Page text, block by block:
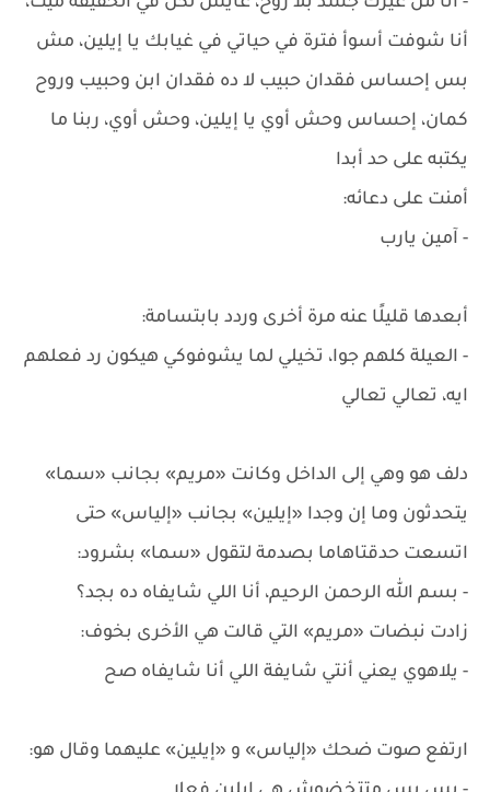
أنا شوفت أسوأ فترة في حياتي في غيابك يا إيلين، مش
بس إحساس فقدان حبيب لا ده فقدان ابن وحبيب وروح
كمان، إحساس وحش أوي يا إيلين، وحش أوي، ربنا ما
يكتبه على حد أبدا
أمنت على دعائه:
- آمين يارب
أبعدها قليلًا عنه مرة أخرى وردد بابتسامة:
- العيلة كلهم جوا، تخيلي لما يشوفوكي هيكون رد فعلهم
ايه، تعالي تعالي
دلف هو وهي إلى الداخل وكانت «مريم» بجانب «سما»
يتحدثون وما إن وجدا «إيلين» بجانب «إلياس» حتى
اتسعت حدقتاهاما بصدمة لتقول «سما» بشرود:
- بسم الله الرحمن الرحيم، أنا اللي شايفاه ده بجد؟
زادت نبضات «مريم» التي قالت هي الأخرى بخوف:
- يلاهوي يعني أنتي شايفة اللي أنا شايفاه صح
ارتفع صوت ضحك «إلياس» و «إيلين» عليهما وقال هو: